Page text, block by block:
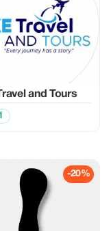
and Tours
-20%